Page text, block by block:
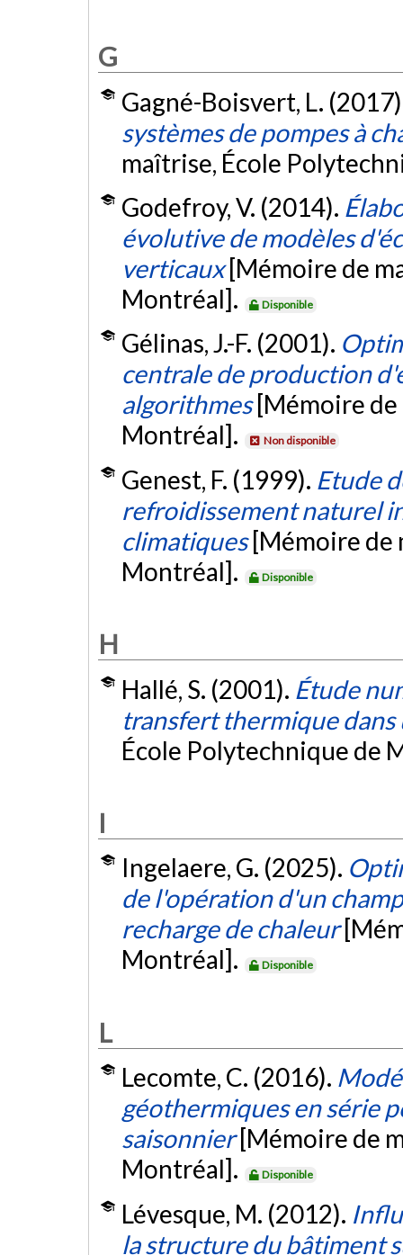
G
Gagné-Boisvert, L.
systèmes de pompes à
maîtrise, École
Godefroy, V. (2014).
évolutive de modèles
verticaux [Mémoire de
Montréal].
Disponible
Gélinas, J.-F. (2001).
centrale de production
algorithmes [Mémoire
Montréal].
Non disponible
Genest, F. (1999). Etude
refroidissement naturel
climatiques [Mémoire de
Montréal].
Disponible
H
Hallé, S. (2001). Étude
transfert thermique
École Polytechnique de
I
Ingelaere, G. (2025).
de l'opération d'un
recharge de chaleur
Montréal].
Disponible
L
Lecomte, C. (2016).
géothermiques en série
saisonnier [Mémoire de
Montréal].
Disponible
Lévesque, M. (2012).
la structure du bâtiment